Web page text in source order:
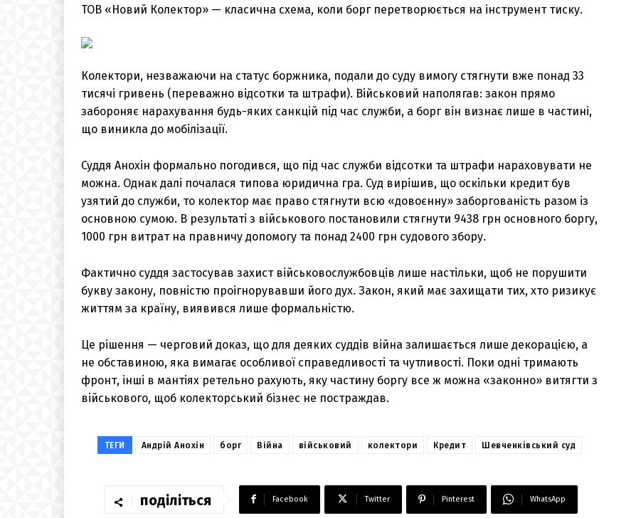
ТОВ «Новий Колектор» — класична схема, коли борг перетворюється на інструмент тиску.
Колектори, незважаючи на статус боржника, подали до суду вимогу стягнути вже понад 33
тисячі гривень (переважно відсотки та штрафи). Військовий наполягав: закон прямо
забороняє нарахування будь-яких санкцій під час служби, а борг він визнає лише в частині,
що виникла до мобілізації.
Суддя Анохін формально погодився, що під час служби відсотки та штрафи нараховувати не
можна. Однак далі почалася типова юридична гра. Суд вирішив, що оскільки кредит був
узятий до служби, то колектор має право стягнути всю «довоєнну» заборгованість разом із
основною сумою. В результаті з військового постановили стягнути 9438 грн основного боргу,
1000 грн витрат на правничу допомогу та понад 2400 грн судового збору.
Фактично суддя застосував захист військовослужбовців лише настільки, щоб не порушити
букву закону, повністю проігнорувавши його дух. Закон, який має захищати тих, хто ризикує
життям за країну, виявився лише формальністю.
Це рішення — черговий доказ, що для деяких суддів війна залишається лише декорацією, а
не обставиною, яка вимагає особливої справедливості та чутливості. Поки одні тримають
фронт, інші в мантіях ретельно рахують, яку частину боргу все ж можна «законно» витягти з
військового, щоб колекторський бізнес не постраждав.
ТЕГИ Андрій Анохін борг Війна військовий колектори Кредит Шевченківський суд
поділіться Facebook Twitter Pinterest WhatsApp